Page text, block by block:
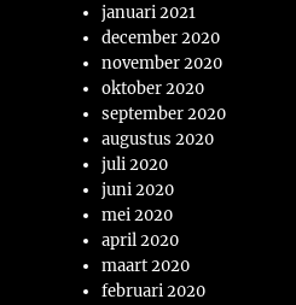
januari 2021
december 2020
november 2020
oktober 2020
september 2020
augustus 2020
juli 2020
juni 2020
mei 2020
april 2020
maart 2020
februari 2020